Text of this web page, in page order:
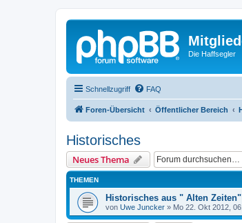
Die Haffsegler
Schnellzugriff FAQ
Foren-Übersicht Öffentlicher Bereich
Historisches
Neues Thema
THEMEN
Historisches aus " Alten Zeiten"
von Uwe Juncker » Mo 22. Okt 2012,